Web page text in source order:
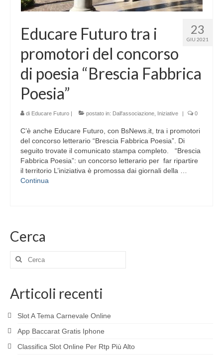
23
GIU 2021
Educare Futuro tra i
promotori del concorso
di poesia “Brescia Fabbrica
Poesia”
di Educare Futuro | postato in: Dall'associazione Iniziative | 0
C’è anche Educare Futuro, con BsNews.it, tra i promotori
del concorso letterario “Brescia Fabbrica Poesia”. Di
seguito trovate il comunicato stampa completo. “Brescia
Fabbrica Poesia”: un concorso letterario per far ripartire
il territorio L’iniziativa è promossa dai giornali della …
Continua
Cerca
Cerca:
Articoli recenti
Slot A Tema Carnevale Online
App Baccarat Gratis Iphone
Classifica Slot Online Per Rtp Più Alto